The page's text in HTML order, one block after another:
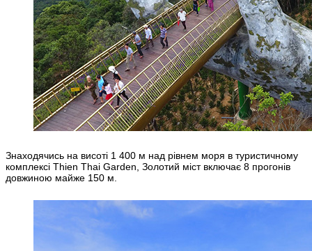
Знаходячись на висоті 1 400 м над рівнем моря в туристичному
комплексі Thien Thai Garden, Золотий міст включає 8 прогонів
довжиною майже 150 м.